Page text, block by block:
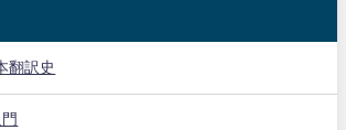
翻訳史